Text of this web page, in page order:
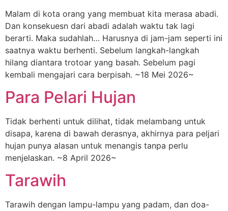
Malam di kota orang yang membuat kita merasa abadi.
Dan konsekuesn dari abadi adalah waktu tak lagi
berarti. Maka sudahlah… Harusnya di jam-jam seperti ini
saatnya waktu berhenti. Sebelum langkah-langkah
hilang diantara trotoar yang basah. Sebelum pagi
kembali mengajari cara berpisah. ~18 Mei 2026~
Para Pelari Hujan
Tidak berhenti untuk dilihat, tidak melambang untuk
disapa, karena di bawah derasnya, akhirnya para peljari
hujan punya alasan untuk menangis tanpa perlu
menjelaskan. ~8 April 2026~
Tarawih
Tarawih dengan lampu-lampu yang padam, dan doa-